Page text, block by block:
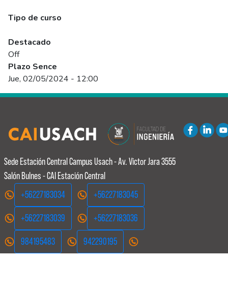
Tipo de curso
Destacado
Off
Plazo Sence
Jue, 02/05/2024 - 12:00
Sede Estación Central Campus Usach - Av. Victor Jara 3555
Salón Bulnes - CAI Estación Central
+56227183034
+56227183045
+56227183039 +56227183036
984195483 942290195